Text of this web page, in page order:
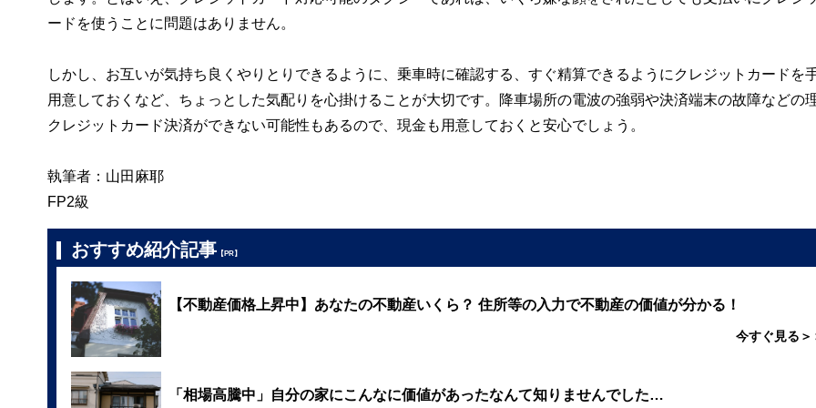
ードを使うことに問題はありません。
しかし、お互いが気持ち良くやりとりできるように、乗車時に確認する、すぐ精算できるようにクレジットカードを
用意しておくなど、ちょっとした気配りを心掛けることが大切です。降車場所の電波の強弱や決済端末の故障などの
クレジットカード決済ができない可能性もあるので、現金も用意しておくと安心でしょう。
執筆者：山田麻耶
FP2級
おすすめ紹介記事 【PR】
【不動産価格上昇中】あなたの不動産いくら？ 住所等の入力で不動産の価値が分かる！
今すぐ見る＞
「相場高騰中」自分の家にこんなに価値があったなんて知りませんでした…